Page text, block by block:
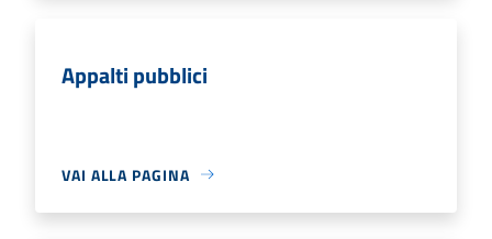
Appalti pubblici
VAI ALLA PAGINA